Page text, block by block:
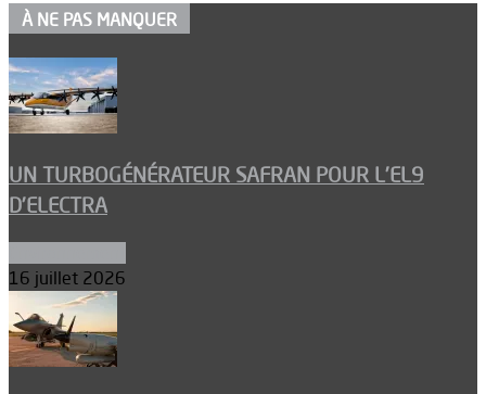
À NE PAS MANQUER
UN TURBOGÉNÉRATEUR SAFRAN POUR L’EL9
D’ELECTRA
16 juillet 2026